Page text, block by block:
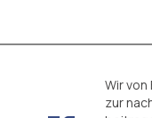
Wir
zur